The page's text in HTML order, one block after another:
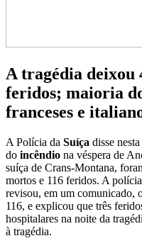
A tragédia deixou
feridos; maioria
franceses e
A Polícia da Suíça disse
do incêndio na véspera de
suíça de Crans-Montana,
mortos e 116 feridos. A
revisou, em um comunicado,
116, e explicou que três
hospitalares na noite da
à tragédia.